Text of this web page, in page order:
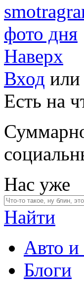
фото дня
Наверх
Вход или
Есть на
Нас уже
Найти
Авто
Блоги